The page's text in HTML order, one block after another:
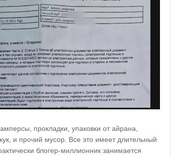
прокладки, упаковки от айрана,
и прочий мусор. Все это имеет длительный
блогер-миллионник занимается